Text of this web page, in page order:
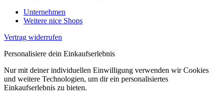
Unternehmen
Weitere nice Shops
Vertrag widerrufen
Personalisiere dein Einkaufserlebnis
Nur mit deiner individuellen Einwilligung verwenden wir Cookies
und weitere Technologien, um dir ein personalisiertes
Einkaufserlebnis zu bieten.